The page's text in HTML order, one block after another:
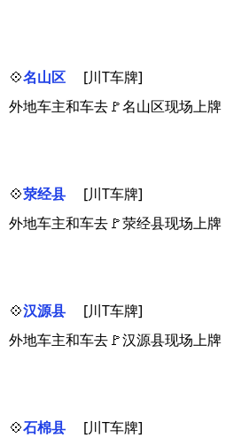
💠名山区
[川T车牌]
外地车主和车去🚩名山区现场上牌
💠荥经县
[川T车牌]
外地车主和车去🚩荥经县现场上牌
💠汉源县
[川T车牌]
外地车主和车去🚩汉源县现场上牌
💠石棉县
[川T车牌]